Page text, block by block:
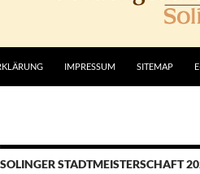
IMPRESSUM SITEMAP
SOLINGER STADTMEISTERSCHAFT